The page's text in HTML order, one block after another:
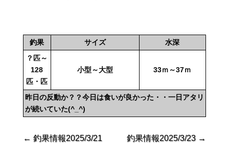
釣果 サイズ
水深
？匹～
128
匹・匹
小型～大型 33ｍ～37ｍ
昨日の反動か？？今日は食いが良かった・・一日アタリ
が続いていた(^_^)
← 釣果情報2025/3/21 釣果情報2025/3/23 →